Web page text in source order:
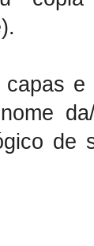
capas
de